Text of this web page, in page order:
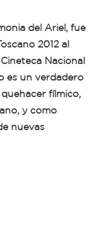
del Ariel, fue
2012 al
Nacional
es un verdadero
fílmico,
y como
nuevas